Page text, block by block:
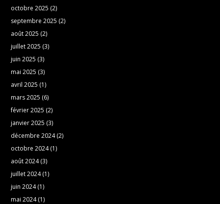
octobre 2025 (2)
septembre 2025 (2)
août 2025 (2)
juillet 2025 (3)
juin 2025 (3)
mai 2025 (3)
avril 2025 (1)
mars 2025 (6)
février 2025 (2)
janvier 2025 (3)
décembre 2024(2)
octobre 2024(1)
août 2024(3)
juillet 2024(1)
juin 2024(1)
mai 2024(1)